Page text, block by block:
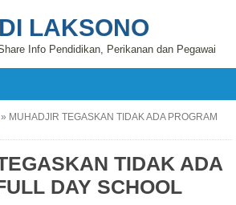
LAKSONO
Info Pendidikan, Perikanan dan Pegawai
» MUHADJIR TEGASKAN TIDAK ADA PROGRAM
TIDAK ADA
DAY SCHOOL